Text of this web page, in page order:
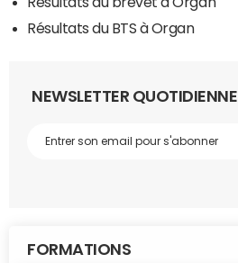
Résultats du BTS à Organ
NEWSLETTER QUOTIDIENNE
FORMATIONS